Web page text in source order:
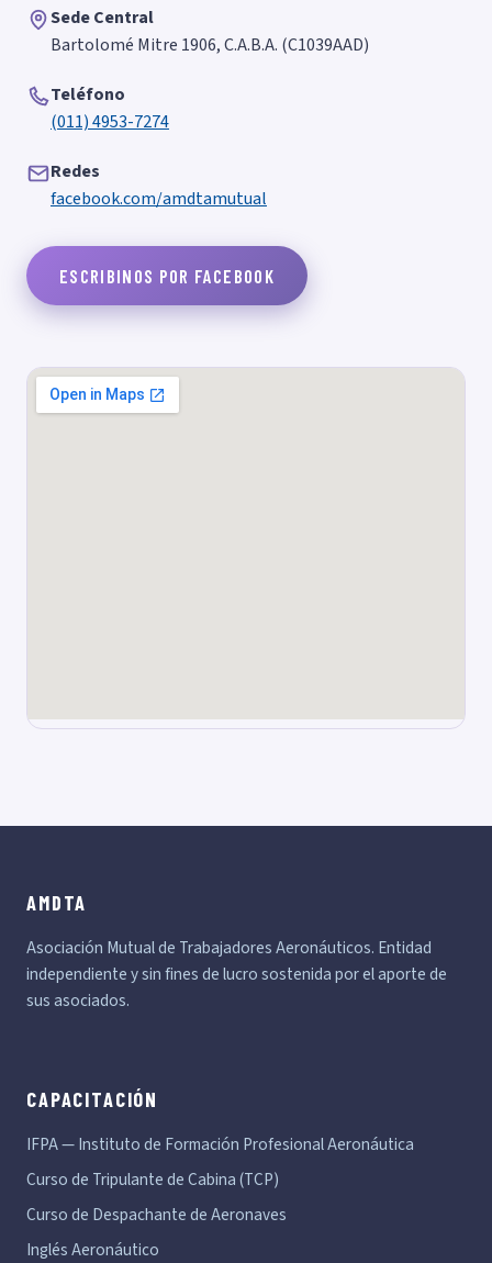
Sede Central
Bartolomé Mitre 1906, C.A.B.A. (C1039AAD)
Teléfono
(011) 4953-7274
Redes
facebook.com/amdtamutual
ESCRIBINOS POR FACEBOOK
AMDTA
Asociación Mutual de Trabajadores Aeronáuticos. Entidad
independiente y sin fines de lucro sostenida por el aporte de
sus asociados.
CAPACITACIÓN
IFPA — Instituto de Formación Profesional Aeronáutica
Curso de Tripulante de Cabina (TCP)
Curso de Despachante de Aeronaves
Inglés Aeronáutico